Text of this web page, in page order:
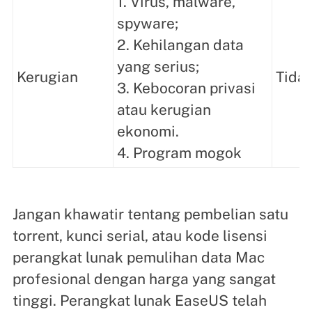
Kerugian
spyware;
2. Kehilangan data
yang serius;
3. Kebocoran privasi
atau kerugian
ekonomi.
4. Program mogok
Jangan khawatir tentang pembelian satu
torrent, kunci serial, atau kode lisensi
perangkat lunak pemulihan data Mac
profesional dengan harga yang sangat
tinggi. Perangkat lunak EaseUS telah